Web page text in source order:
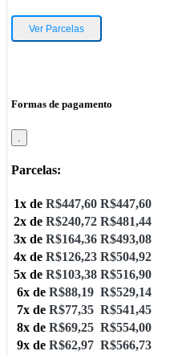
Ver Parcelas
Formas de pagamento
Parcelas:
1x de R$447,60 R$447,60
2x de R$240,72 R$481,44
3x de R$164,36 R$493,08
4x de R$126,23 R$504,92
5x de R$103,38 R$516,90
6x de R$88,19 R$529,14
7x de R$77,35 R$541,45
8x de R$69,25 R$554,00
9x de R$62,97 R$566,73